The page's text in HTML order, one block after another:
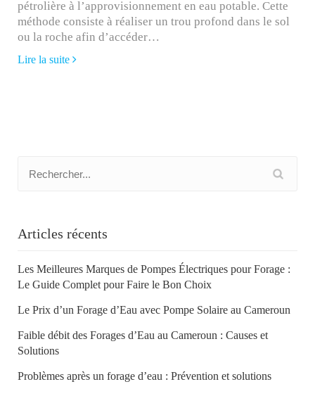
pétrolière à l’approvisionnement en eau potable. Cette
méthode consiste à réaliser un trou profond dans le sol
ou la roche afin d’accéder…
Lire la suite
Articles récents
Les Meilleures Marques de Pompes Électriques pour Forage :
Le Guide Complet pour Faire le Bon Choix
Le Prix d’un Forage d’Eau avec Pompe Solaire au Cameroun
Faible débit des Forages d’Eau au Cameroun : Causes et
Solutions
Problèmes après un forage d’eau : Prévention et solutions